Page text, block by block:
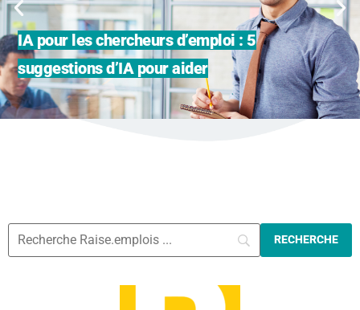
IA pour les chercheurs d’emploi : 5
suggestions d’IA pour aider